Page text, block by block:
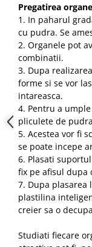
Pregatirea
1. In paharul
cu pudra. Se
2. Organele pot
combinatii.
3. Dupa
forme si se vor
intareasca.
4. Pentru a
pliculete de
5. Acestea vor fi
se poate incepe
6. Plasati
fix pe afisul dupa
7. Dupa
plastilina
creier sa o
Studiati fiecare